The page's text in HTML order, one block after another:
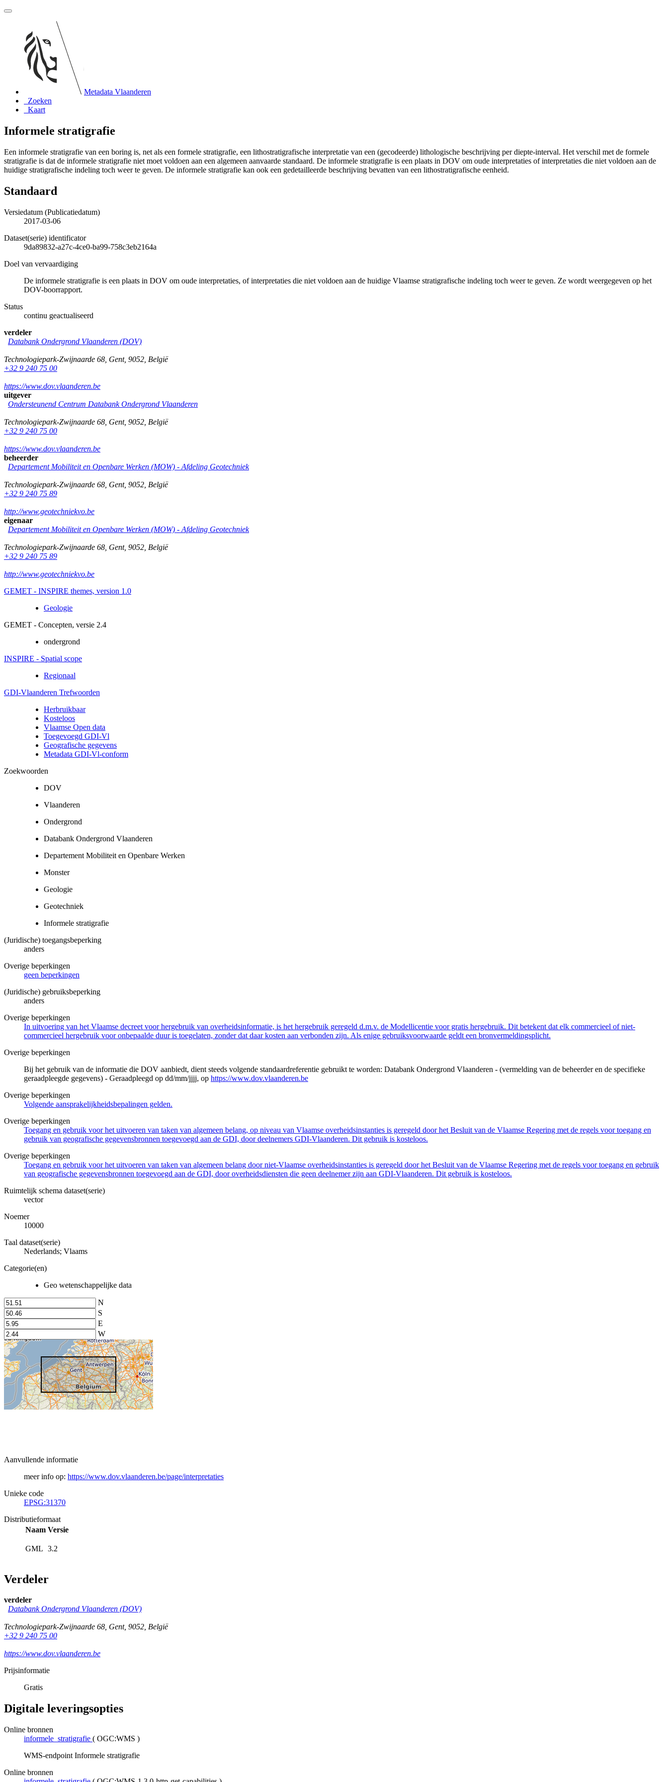
Metadata Vlaanderen
Zoeken
Kaart
Informele stratigrafie
Een informele stratigrafie van een boring is, net als een formele stratigrafie, een lithostratigrafische interpretatie van een (gecodeerde) lithologische beschrijving per diepte-interval. Het verschil met de formele
stratigrafie is dat de informele stratigrafie niet moet voldoen aan een algemeen aanvaarde standaard. De informele stratigrafie is een plaats in DOV om oude interpretaties of interpretaties die niet voldoen aan de
huidige stratigrafische indeling toch weer te geven. De informele stratigrafie kan ook een gedetailleerde beschrijving bevatten van een lithostratigrafische eenheid.
Standaard
Versiedatum (Publicatiedatum)
2017-03-06
Dataset(serie) identificator
9da89832-a27c-4ce0-ba99-758c3eb2164a
Doel van vervaardiging
De informele stratigrafie is een plaats in DOV om oude interpretaties, of interpretaties die niet voldoen aan de huidige Vlaamse stratigrafische indeling toch weer te geven. Ze wordt weergegeven op het
DOV-boorrapport.
Status
continu geactualiseerd
verdeler
Databank Ondergrond Vlaanderen (DOV)
Technologiepark-Zwijnaarde 68 Gent, 9052 België
+32 9 240 75 00
https://www.dov.vlaanderen.be
uitgever
Ondersteunend Centrum Databank Ondergrond Vlaanderen
Technologiepark-Zwijnaarde 68 Gent, 9052 België
+32 9 240 75 00
https://www.dov.vlaanderen.be
beheerder
Departement Mobiliteit en Openbare Werken (MOW) - Afdeling Geotechniek
Technologiepark-Zwijnaarde 68 Gent, 9052 België
+32 9 240 75 89
http://www.geotechniekvo.be
eigenaar
Departement Mobiliteit en Openbare Werken (MOW) - Afdeling Geotechniek
Technologiepark-Zwijnaarde 68 Gent, 9052 België
+32 9 240 75 89
http://www.geotechniekvo.be
GEMET - INSPIRE themes, version 1.0
Geologie
GEMET - Concepten, versie 2.4
ondergrond
INSPIRE - Spatial scope
Regionaal
GDI-Vlaanderen Trefwoorden
Herbruikbaar
Kosteloos
Vlaamse Open data
Toegevoegd GDI-Vl
Geografische gegevens
Metadata GDI-Vl-conform
Zoekwoorden
DOV
Vlaanderen
Ondergrond
Databank Ondergrond Vlaanderen
Departement Mobiliteit en Openbare Werken
Monster
Geologie
Geotechniek
Informele stratigrafie
(Juridische) toegangsbeperking
anders
Overige beperkingen
geen beperkingen
(Juridische) gebruiksbeperking
anders
Overige beperkingen
In uitvoering van het Vlaamse decreet voor hergebruik van overheidsinformatie, is het hergebruik geregeld d.m.v. de Modellicentie voor gratis hergebruik. Dit betekent dat elk commercieel of niet-
commercieel hergebruik voor onbepaalde duur is toegelaten, zonder dat daar kosten aan verbonden zijn. Als enige gebruiksvoorwaarde geldt een bronvermeldingsplicht.
Overige beperkingen
Bij het gebruik van de informatie die DOV aanbiedt, dient steeds volgende standaardreferentie gebruikt te worden: Databank Ondergrond Vlaanderen - (vermelding van de beheerder en de specifieke
geraadpleegde gegevens) - Geraadpleegd op dd/mm/jjjj, op https://www.dov.vlaanderen.be
Overige beperkingen
Volgende aansprakelijkheidsbepalingen gelden.
Overige beperkingen
Toegang en gebruik voor het uitvoeren van taken van algemeen belang, op niveau van Vlaamse overheidsinstanties is geregeld door het Besluit van de Vlaamse Regering met de regels voor toegang en
gebruik van geografische gegevensbronnen toegevoegd aan de GDI, door deelnemers GDI-Vlaanderen. Dit gebruik is kosteloos.
Overige beperkingen
Toegang en gebruik voor het uitvoeren van taken van algemeen belang door niet-Vlaamse overheidsinstanties is geregeld door het Besluit van de Vlaamse Regering met de regels voor toegang en gebruik
van geografische gegevensbronnen toegevoegd aan de GDI, door overheidsdiensten die geen deelnemer zijn aan GDI-Vlaanderen. Dit gebruik is kosteloos.
Ruimtelijk schema dataset(serie)
vector
Noemer
10000
Taal dataset(serie)
Nederlands; Vlaams
Categorie(en)
Geo wetenschappelijke data
N
S
E
W
Aanvullende informatie
meer info op: https://www.dov.vlaanderen.be/page/interpretaties
Unieke code
EPSG:31370
Distributieformaat
Naam Versie
GML 3.2
Verdeler
verdeler
Databank Ondergrond Vlaanderen (DOV)
Technologiepark-Zwijnaarde 68, Gent, 9052, België
+32 9 240 75 00
https://www.dov.vlaanderen.be
Prijsinformatie
Gratis
Digitale leveringsopties
Online bronnen
informele_stratigrafie ( OGC:WMS )
WMS-endpoint Informele stratigrafie
Online bronnen